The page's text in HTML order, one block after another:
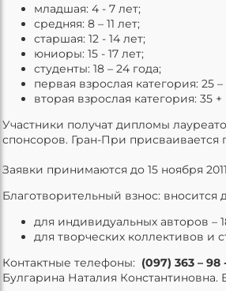
младшая: 4 - 7 лет;
средняя: 8 – 11 лет;
старшая: 12 - 14 лет;
юниоры: 15 - 17 лет;
студенты: 18 – 24 года;
первая взрослая категория: 25 –
вторая взрослая категория: 35 +
Участники получат дипломы
спонсоров. Гран-При
Заявки принимаются до 15 ноября
Благотворительный взнос: вносится
для индивидуальных авторов –
для творческих коллективов и
Контактные телефоны: (097) 363 –
Булгарина Наталия Константиновна.